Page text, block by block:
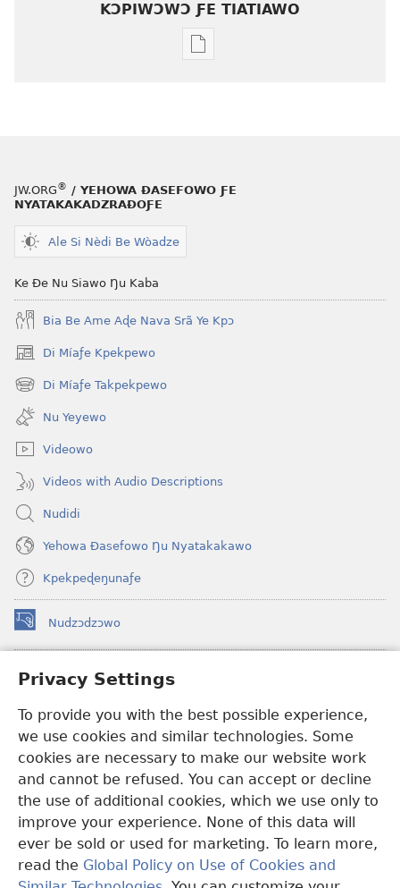
Privacy Settings
To provide you with the best possible experience,
we use cookies and similar technologies. Some
cookies are necessary to make our website work
and cannot be refused. You can accept or decline
the use of additional cookies, which we use only to
improve your experience. None of this data will
ever be sold or used for marketing. To learn more,
read the Global Policy on Use of Cookies and
KƆPIWƆWƆ ƑE TIATIAWO
Agbalẽ
kɔpiwɔwɔ
JW.ORG® / YEHOWA ƉASEFOWO ƑE
NYATAKAKADZRAƉOƑE
Ale Si Nèdi Be Wòadze
Ke Ðe Nu Siawo Ŋu Kaba
Bia Be Ame Aɖe Nava Srã Ye Kpɔ
Di Míaƒe Kpekpewo
(opens
new
window)
Di Míaƒe Takpekpewo
(opens
new
window)
Nu Yeyewo
Videowo
Videos with Audio Descriptions
Nudidi
Yehowa Ðasefowo Ŋu Nyatakakawo
Kpekpeɖeŋunaƒe
Nudzɔdzɔwo
(opens
new
Gbetakpɔxɔ INTERNET DZI AGBALẼDZRAƉOƑE
(opens
window)JW Hub
(opens
new
window)JW Library
Watchtower Library